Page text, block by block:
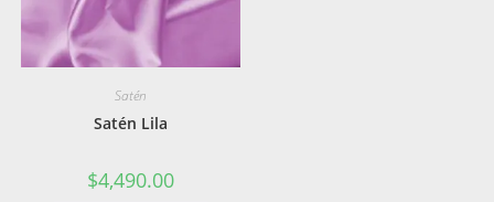
Satén
Satén Lila
$4,490.00